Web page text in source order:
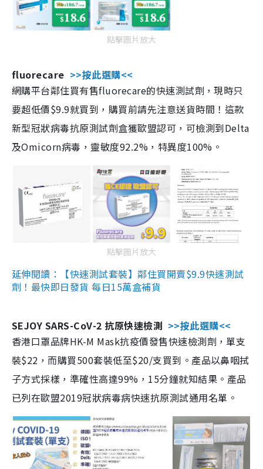
點擊圖片放大
fluorecare >>按此選購<<
網購平台鄰住買有售fluorecare的快速測試劑，現時只
要超低價$9.9就買到，購買前請先注意送貨時間！這款
新型冠狀病毒抗原測試劑盒獲歐盟認可，可檢測到Delta
及Omicorn病毒，靈敏度92.2%，特異度100%。
點擊圖片放大
延伸閱讀：【快速測試套裝】鄰住買開賣$9.9快速測試
劑！最快即日發貨 每日15萬盒補貨
SEJOY SARS-CoV-2 抗原快速檢測 >>按此選購<<
香港口罩品牌HK-M Mask抗疫價發售快速檢測劑，單支
裝$22，而購買500套裝低至$20/支買到。產品以鼻咽拭
子方式採樣，準確性高達99%，15分鐘就知結果。產品
已列在歐盟2019冠狀病毒病快速抗原測試通用名單。